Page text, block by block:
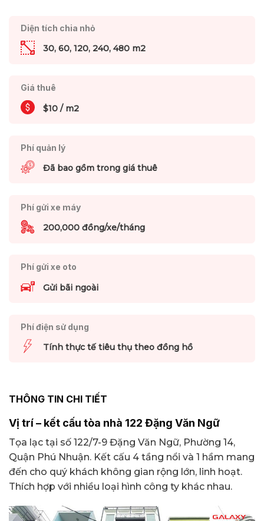
Diện tích chia nhỏ
30, 60, 120, 240, 480 m2
Giá thuê
$10 / m2
Phí quản lý
Đã bao gồm trong giá thuê
Phí gửi xe máy
200,000 đồng/xe/tháng
Phí gửi xe oto
Gửi bãi ngoài
Phí điện sử dụng
Tính thực tế tiêu thụ theo đồng hồ
THÔNG TIN CHI TIẾT
Vị trí – kết cấu tòa nhà 122 Đặng Văn Ngữ
Tọa lạc tại số 122/7-9 Đặng Văn Ngữ, Phường 14,
Quận Phú Nhuận. Kết cấu 4 tầng nổi và 1 hầm mang
đến cho quý khách không gian rộng lớn, linh hoạt.
Thích hợp với nhiều loại hình công ty khác nhau.